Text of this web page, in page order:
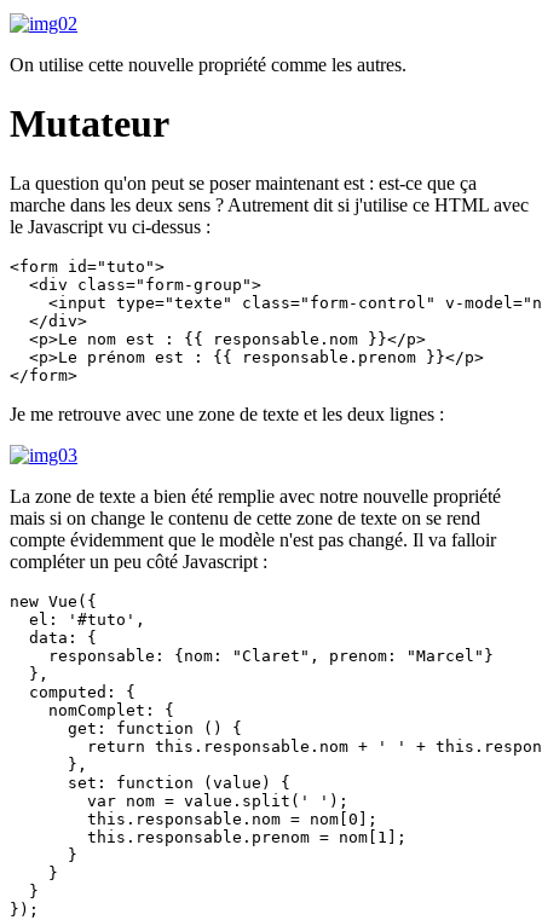
On utilise cette nouvelle propriété comme les autres.
Mutateur
La question qu'on peut se poser maintenant est : est-ce que ça
marche dans les deux sens ? Autrement dit si j'utilise ce HTML avec
le Javascript vu ci-dessus :
<form id="tuto">
  <div class="form-group">
<input type="texte" class="form-control" v-
  </div>
  <p>Le nom est : {{ responsable.nom }}</p>
  <p>Le prénom est : {{ responsable.prenom }}</p>
</form>
Je me retrouve avec une zone de texte et les deux lignes :
La zone de texte a bien été remplie avec notre nouvelle propriété
mais si on change le contenu de cette zone de texte on se rend
compte évidemment que le modèle n'est pas changé. Il va falloir
compléter un peu côté Javascript :
new Vue({
  el: '#tuto',
  data: {
    responsable: {nom: "Claret", prenom: "Marcel"}
  },
  computed: {
    nomComplet: {
      get: function () {
return this.responsable.nom + ' ' +
      },
      set: function (value) {
        var nom = value.split(' ');
        this.responsable.nom = nom[0];
        this.responsable.prenom = nom[1];
      }
    }
  }
});